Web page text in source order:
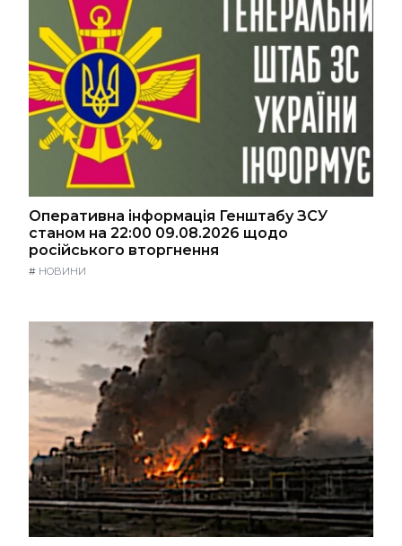
Оперативна інформація Генштабу ЗСУ
станом на 22:00 09.08.2026 щодо
російського вторгнення
# НОВИНИ